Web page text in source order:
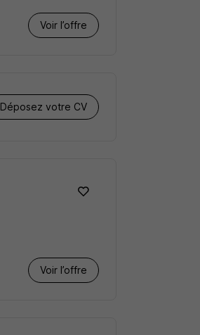
Voir l’offre
Déposez votre CV
Voir l’offre